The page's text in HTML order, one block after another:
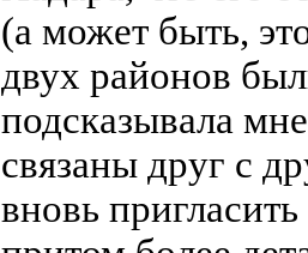
(а может быть,
двух районов
подсказывала
связаны друг с
вновь